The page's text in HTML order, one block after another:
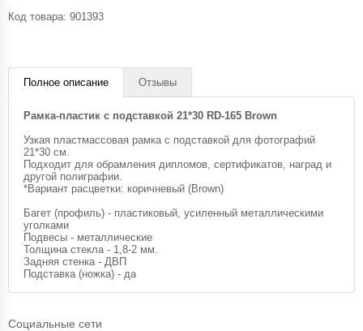
Код товара: 901393
Полное описание Отзывы
Рамка-пластик с подставкой 21*30 RD-165 Brown
Узкая пластмассовая рамка с подставкой для фотографий
21*30 см.
Подходит для обрамления дипломов, сертификатов, наград и
другой полиграфии.
*Вариант расцветки: коричневый (Brown)
Багет (профиль) - пластиковый, усиленный металлическими
уголками
Подвесы - металлические
Толщина стекла - 1,8-2 мм.
Задняя стенка - ДВП
Подставка (ножка) - да
Социальные сети